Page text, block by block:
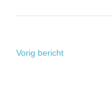
navigatie
Vorig bericht